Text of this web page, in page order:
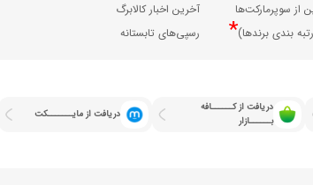
از سوپرمارکت‌ها
بندی برندها)*
آخرین اخبار کالابرگ
رسپی‌های تابستانه
دریافت از کــــــافه
بــــــازار
دریافت از مایـــــــکت